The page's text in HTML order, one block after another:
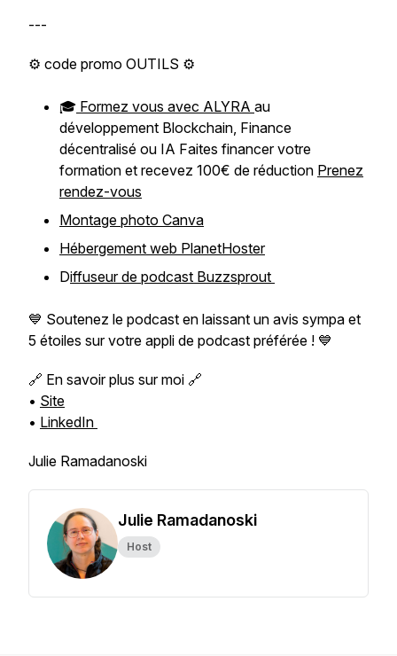
---
⚙️ code promo OUTILS ⚙️
🎓 Formez vous avec ALYRA au
développement Blockchain, Finance
décentralisé ou IA Faites financer votre
formation et recevez 100€ de réduction Prenez
rendez-vous
Montage photo Canva
Hébergement web PlanetHoster
Diffuseur de podcast Buzzsprout
💙 Soutenez le podcast en laissant un avis sympa et
5 étoiles sur votre appli de podcast préférée ! 💙
🔗 En savoir plus sur moi 🔗
• Site
• LinkedIn
Julie Ramadanoski
Julie Ramadanoski
Host